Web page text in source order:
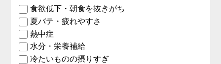
食欲低下・朝食を抜きがち
夏バテ・疲れやすさ
熱中症
水分・栄養補給
冷たいものの摂りすぎ